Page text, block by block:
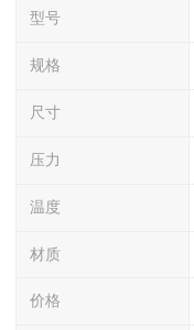
型号
规格
尺寸
压力
温度
材质
价格